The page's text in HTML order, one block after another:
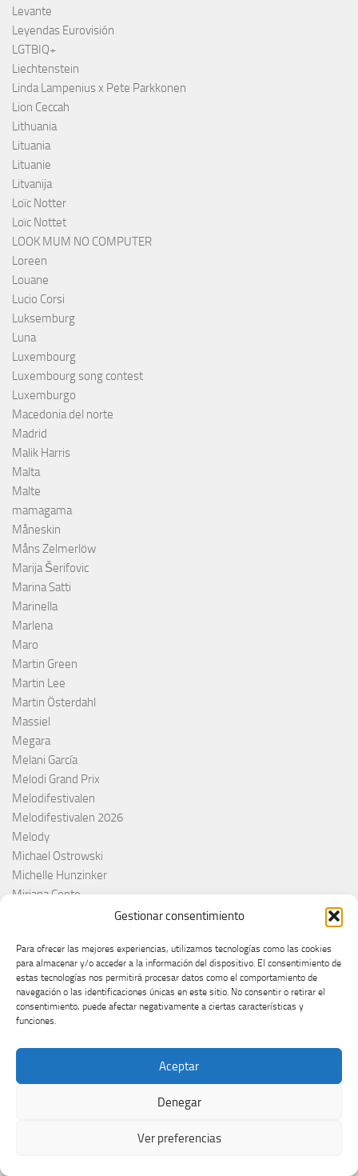
Gestionar consentimiento
Para ofrecer las mejores experiencias, utilizamos tecnologías como las cookies
para almacenar y/o acceder a la información del dispositivo. El consentimiento de
estas tecnologías nos permitirá procesar datos como el comportamiento de
navegación o las identificaciones únicas en este sitio. No consentir o retirar el
consentimiento, puede afectar negativamente a ciertas características y
funciones.
Aceptar
Denegar
Ver preferencias
Levante
Leyendas Eurovisión
LGTBIQ+
Liechtenstein
Linda Lampenius x Pete Parkkonen
Lion Ceccah
Lithuania
Lituania
Lituanie
Litvanija
Loïc Notter
Loïc Nottet
LOOK MUM NO COMPUTER
Loreen
Louane
Lucio Corsi
Luksemburg
Luna
Luxembourg
Luxembourg song contest
Luxemburgo
Macedonia del norte
Madrid
Malik Harris
Malta
Malte
mamagama
Måneskin
Måns Zelmerlöw
Marija Šerifovic
Marina Satti
Marinella
Marlena
Maro
Martin Green
Martin Lee
Martin Österdahl
Massiel
Megara
Melani García
Melodi Grand Prix
Melodifestivalen
Melodifestivalen 2026
Melody
Michael Ostrowski
Michelle Hunzinker
Miriana Conte
Moldavija
Moldova
Monaco
Monroe
Montenegro
Monténégro
MTV EMA